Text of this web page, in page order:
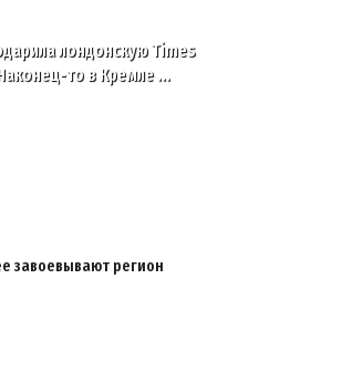
лондонскую Times
то в Кремле …
завоевывают регион